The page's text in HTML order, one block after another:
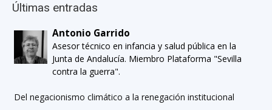
Últimas entradas
Antonio Garrido
Asesor técnico en infancia y salud pública en la
Junta de Andalucía. Miembro Plataforma "Sevilla
contra la guerra".
Del negacionismo climático a la renegación institucional